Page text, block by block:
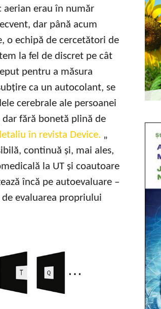
aerian erau în număr
dar până acum
o echipă de cercetători de
la fel de discret pe cât
pentru a măsura
ca un autocolant, se
cerebrale ale persoanei
dar fără bonetă plină de
în revista Device. „
continuă și, mai ales,
la UT și coautoare
încă pe autoevaluare –
evaluarea propriului